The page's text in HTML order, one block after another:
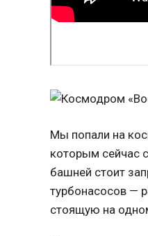
Мы попали на
которым сейчас
башней стоит
турбонасосов —
стоящую на